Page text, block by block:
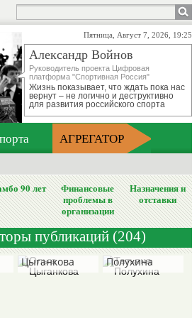
Пятница, Август 7, 2026, 19:25
Александр Войнов
Руководитель проекта Цифровая
платформа "Спортивная Россия"
Жизнь показывает, что ждать пока нас
вернут – не логично и деструктивно
для развития российского спорта
АГРЕГАТОР
90 лет
Финансовые
проблемы в
организации
Назначения и
отставки
публикаций (204)
Ольга
Цыганкова
Татьяна
Полухина